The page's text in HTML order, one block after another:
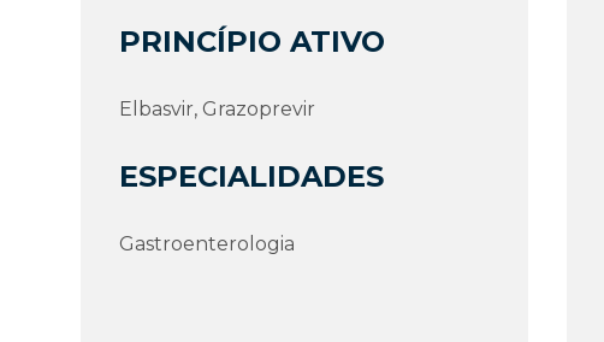
PRINCÍPIO ATIVO
Elbasvir, Grazoprevir
ESPECIALIDADES
Gastroenterologia